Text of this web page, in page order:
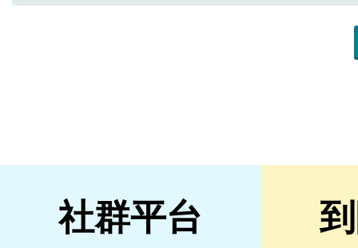
社群平台